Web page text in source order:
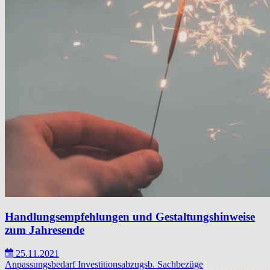
Handlungsempfehlungen und Gestaltungshinweise
zum Jahresende
25.11.2021
AnpassungsbedarfInvestitionsabzugsb. Sachbezüge